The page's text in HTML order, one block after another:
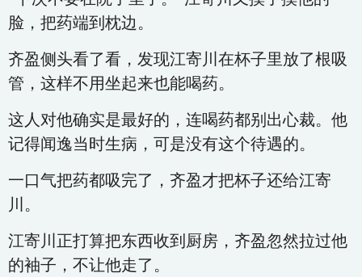
脸，把药端到枕边。
齐盈侧头看了看，发现江寄川在杯子里放了根吸
管，这样不用坐起来也能喝药。
这人对他确实是最好的，连喝药都别出心裁。他
记得闻逸当时生病，可是没有这个待遇的。
一口气把药都吸完了，齐盈才把杯子还给江寄
川。
江寄川正打算把东西收到厨房，齐盈忽然拉过他
的袖子，不让他走了。